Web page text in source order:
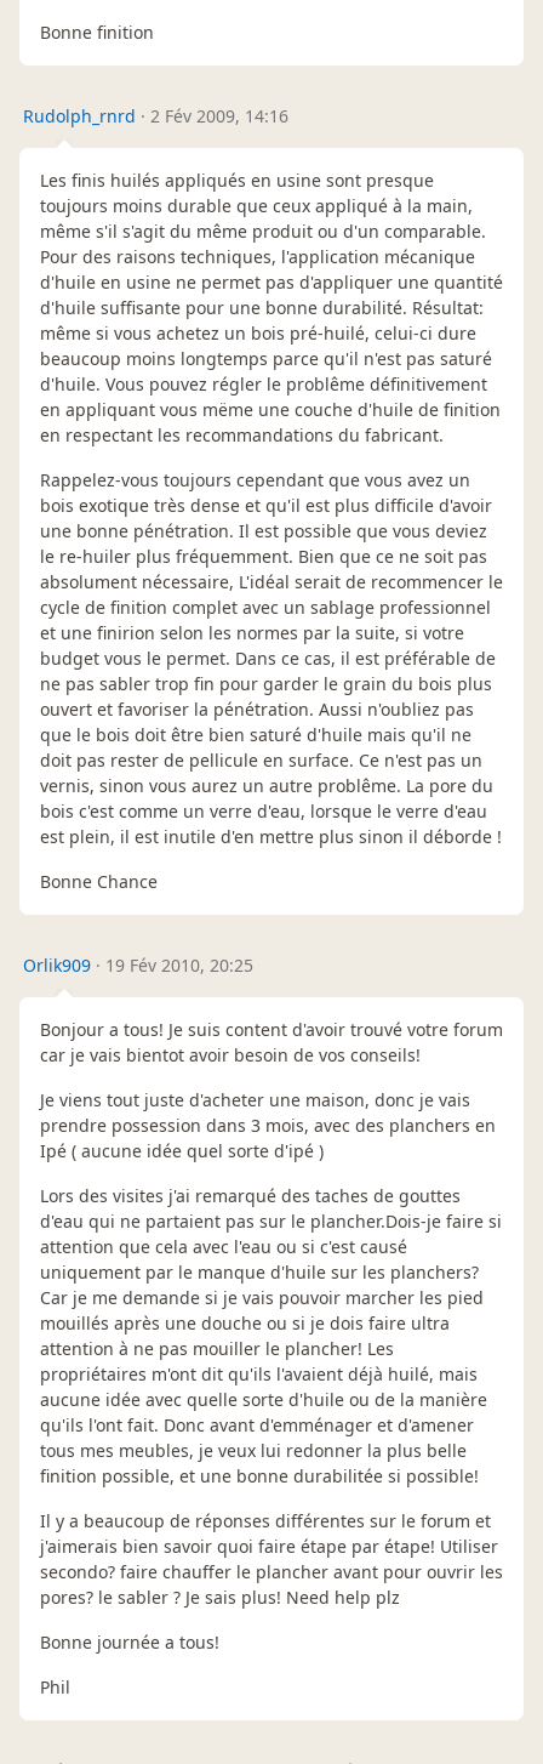
Bonne finition
Rudolph_rnrd · 2 Fév 2009, 14:16
Les finis huilés appliqués en usine sont presque
toujours moins durable que ceux appliqué à la main,
même s'il s'agit du même produit ou d'un comparable.
Pour des raisons techniques, l'application mécanique
d'huile en usine ne permet pas d'appliquer une quantité
d'huile suffisante pour une bonne durabilité. Résultat:
même si vous achetez un bois pré-huilé, celui-ci dure
beaucoup moins longtemps parce qu'il n'est pas saturé
d'huile. Vous pouvez régler le problême définitivement
en appliquant vous mëme une couche d'huile de finition
en respectant les recommandations du fabricant.
Rappelez-vous toujours cependant que vous avez un
bois exotique très dense et qu'il est plus difficile d'avoir
une bonne pénétration. Il est possible que vous deviez
le re-huiler plus fréquemment. Bien que ce ne soit pas
absolument nécessaire, L'idéal serait de recommencer le
cycle de finition complet avec un sablage professionnel
et une finirion selon les normes par la suite, si votre
budget vous le permet. Dans ce cas, il est préférable de
ne pas sabler trop fin pour garder le grain du bois plus
ouvert et favoriser la pénétration. Aussi n'oubliez pas
que le bois doit être bien saturé d'huile mais qu'il ne
doit pas rester de pellicule en surface. Ce n'est pas un
vernis, sinon vous aurez un autre problême. La pore du
bois c'est comme un verre d'eau, lorsque le verre d'eau
est plein, il est inutile d'en mettre plus sinon il déborde !
Bonne Chance
Orlik909 · 19 Fév 2010, 20:25
Bonjour a tous! Je suis content d'avoir trouvé votre forum
car je vais bientot avoir besoin de vos conseils!
Je viens tout juste d'acheter une maison, donc je vais
prendre possession dans 3 mois, avec des planchers en
Ipé ( aucune idée quel sorte d'ipé )
Lors des visites j'ai remarqué des taches de gouttes
d'eau qui ne partaient pas sur le plancher.Dois-je faire si
attention que cela avec l'eau ou si c'est causé
uniquement par le manque d'huile sur les planchers?
Car je me demande si je vais pouvoir marcher les pied
mouillés après une douche ou si je dois faire ultra
attention à ne pas mouiller le plancher! Les
propriétaires m'ont dit qu'ils l'avaient déjà huilé, mais
aucune idée avec quelle sorte d'huile ou de la manière
qu'ils l'ont fait. Donc avant d'emménager et d'amener
tous mes meubles, je veux lui redonner la plus belle
finition possible, et une bonne durabilitée si possible!
Il y a beaucoup de réponses différentes sur le forum et
j'aimerais bien savoir quoi faire étape par étape! Utiliser
secondo? faire chauffer le plancher avant pour ouvrir les
pores? le sabler ? Je sais plus! Need help plz
Bonne journée a tous!
Phil